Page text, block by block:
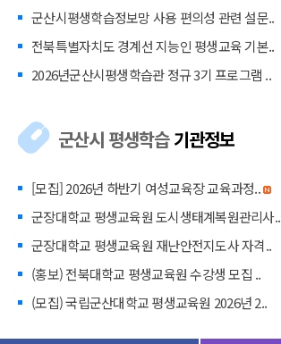
군산시평생학습정보망 사용 편의성 관련 설문..
전북특별자치도 경계선 지능인 평생교육 기본..
2026년군산시평생학습관 정규 3기 프로그램 ..
군산시 평생학습기관정보
[모집] 2026년 하반기 여성교육장 교육과정..
군장대학교 평생교육원 도시생태계복원관리사..
군장대학교 평생교육원 재난안전지도사 자격..
(홍보) 전북대학교 평생교육원 수강생 모집 ..
(모집) 국립군산대학교 평생교육원 2026년 2..